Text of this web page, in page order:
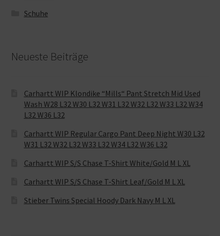
Schuhe
Neueste Beiträge
Carhartt WIP Klondike “Mills“ Pant Stretch Mid Used
Wash W28 L32 W30 L32 W31 L32 W32 L32 W33 L32 W34
L32 W36 L32
Carhartt WIP Regular Cargo Pant Deep Night W30 L32
W31 L32 W32 L32 W33 L32 W34 L32 W36 L32
Carhartt WIP S/S Chase T-Shirt White/Gold M L XL
Carhartt WIP S/S Chase T-Shirt Leaf/Gold M L XL
Stieber Twins Special Hoody Dark Navy M L XL